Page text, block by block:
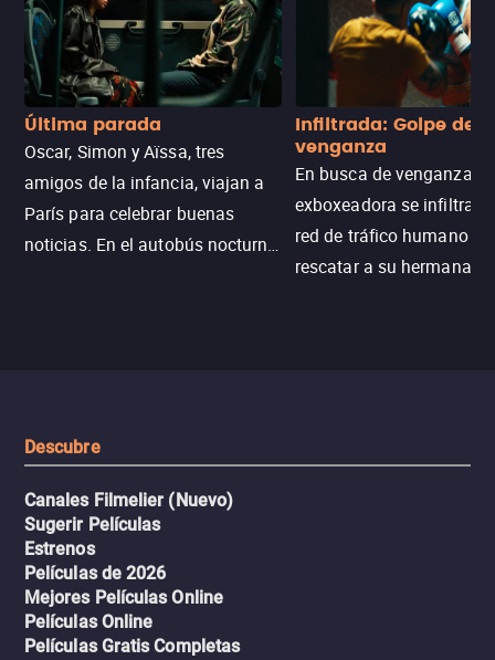
Última parada
Oscar, Simon y Aïssa, tres
amigos de la infancia, viajan a
París para celebrar buenas
noticias. En el autobús nocturno
Infiltrada: Golpe de
venganza
En busca de venganza,
exboxeadora se infiltra
red de tráfico humano
rescatar a su hermana
Descubre
Canales Filmelier (Nuevo)
Sugerir Películas
Estrenos
Películas de 2026
Mejores Películas Online
Películas Online
Películas Gratis Completas